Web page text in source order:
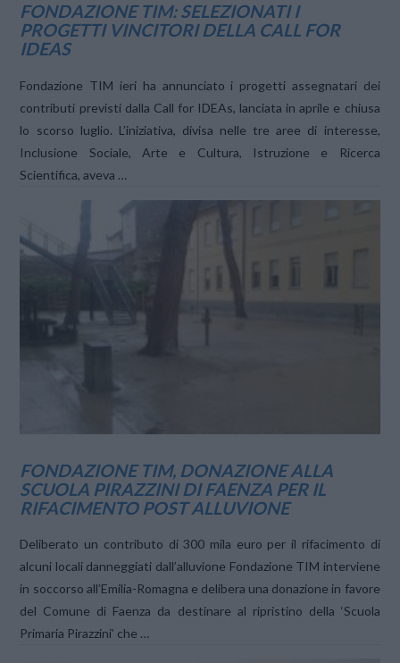
FONDAZIONE TIM: SELEZIONATI I
PROGETTI VINCITORI DELLA CALL FOR
IDEAS
Fondazione TIM ieri ha annunciato i progetti assegnatari dei
contributi previsti dalla Call for IDEAs, lanciata in aprile e chiusa
lo scorso luglio. L’iniziativa, divisa nelle tre aree di interesse,
Inclusione Sociale, Arte e Cultura, Istruzione e Ricerca
Scientifica, aveva …
FONDAZIONE TIM, DONAZIONE ALLA
SCUOLA PIRAZZINI DI FAENZA PER IL
RIFACIMENTO POST ALLUVIONE
Deliberato un contributo di 300 mila euro per il rifacimento di
alcuni locali danneggiati dall’alluvione Fondazione TIM interviene
in soccorso all’Emilia-Romagna e delibera una donazione in favore
del Comune di Faenza da destinare al ripristino della ‘Scuola
Primaria Pirazzini’ che …